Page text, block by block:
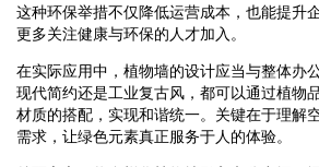
这种环保举措不仅降低运营成本，也能提升
更多关注健康与环保的人才加入。
在实际应用中，植物墙的设计应当与整体办
现代简约还是工业复古风，都可以通过植物
材质的搭配，实现和谐统一。关键在于理解
需求，让绿色元素真正服务于人的体验。